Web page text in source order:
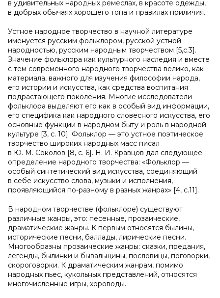
в удивительных народных ремеслах, в красоте одежды,
в добрых обычаях хорошего тона и правилах приличия.
Устное народное творчество в научной литературе
именуется русским фольклором, русской устной
народностью, русским народным творчеством [5,с.3].
Значение фольклора как культурного наследия и вместе
с тем современного народного творчества велико, как
материала, важного для изучения философии народа,
его истории и искусства, как средства воспитания
подрастающего поколения. Многие исследователи
фольклора выделяют его как в особый вид информации,
его специфика как народного словесного искусства, его
основные функции в народном быту и роль в народной
культуре [3, с. 10]. Фольклор — это устное поэтическое
творчество широких народных масс писал
в Ю. М. Соколов [8, с. 6]. Н. И. Кравцов дал следующее
определение народного творчества: «Фольклор —
особый синтетический вид искусства, соединяющий
в себе искусство слова, музыки и исполнения,
проявляющийся по-разному в разных жанрах» [4, с.11].
В народном творчестве (фольклоре) существуют
различные жанры, это: песенные, прозаические,
драматические жанры. К первым относятся былины,
исторические песни, баллады, лирические песни.
Многообразны прозаические жанры: сказки, предания,
легенды, былинки и бывальщины, пословицы, поговорки,
скороговорки. К драматическим жанрам, помимо
народных пьес, кукольных представлений, относятся
многочисленные игры, хороводы.